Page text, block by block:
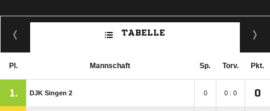
TABELLE
Pl. Mannschaft Sp. Torv. Pkt.
1. DJK Singen 2 0 0 : 0 0